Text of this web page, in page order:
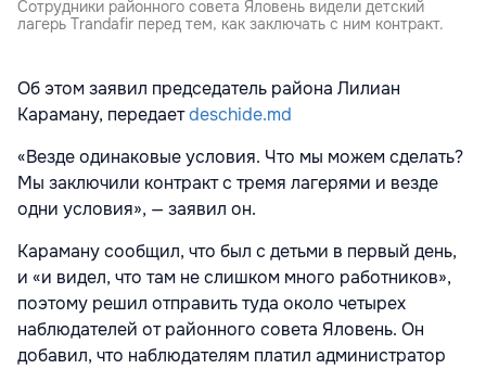
Сотрудники районного совета Яловень видели детский
лагерь Trandafir перед тем, как заключать с ним контракт.
Об этом заявил председатель района Лилиан
Караману, передаетdeschide.md
«Везде одинаковые условия. Что мы можем сделать?
Мы заключили контракт с тремя лагерями и везде
одни условия», — заявил он.
Караману сообщил, что был с детьми в первый день,
и «и видел, что там не слишком много работников»,
поэтому решил отправить туда около четырех
наблюдателей от районного совета Яловень. Он
добавил, что наблюдателям платил администратор